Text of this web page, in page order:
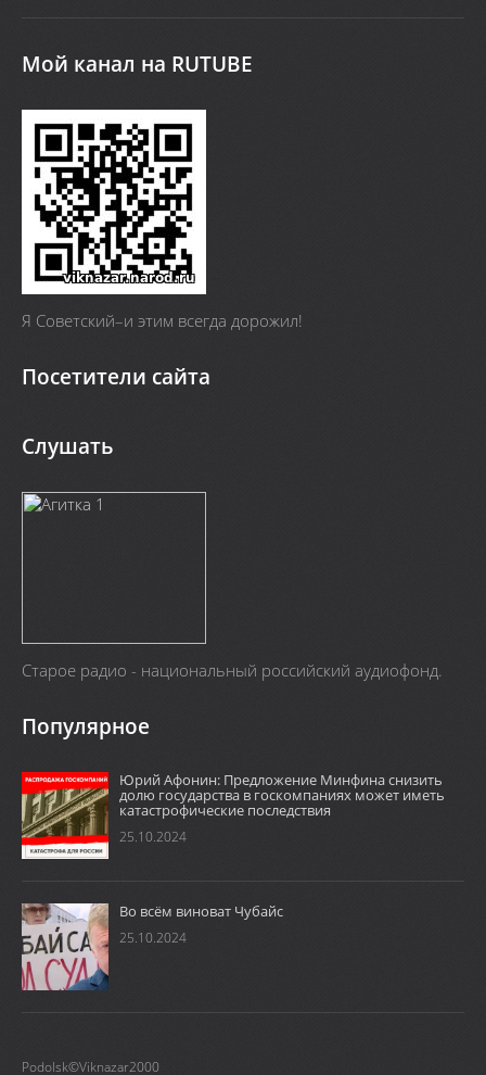
Мой канал на RUTUBE
Я Cоветский–и этим всегда дорожил!
Посетители сайта
Слушать
Старое радио - национальный российский аудиофонд.
Популярное
Юрий Афонин: Предложение Минфина снизить
долю государства в госкомпаниях может иметь
катастрофические последствия
25.10.2024
Во всём виноват Чубайс
25.10.2024
Podolsk©Viknazar2000